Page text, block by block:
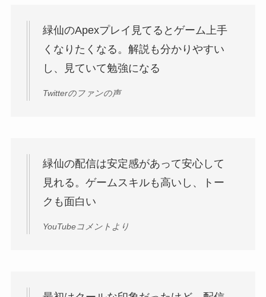
緑仙のApexプレイ見てるとゲーム上手
くなりたくなる。解説も分かりやすい
し、見ていて勉強になる
Twitterのファンの声
緑仙の配信は安定感があって安心して
見れる。ゲームスキルも高いし、トー
クも面白い
YouTubeコメントより